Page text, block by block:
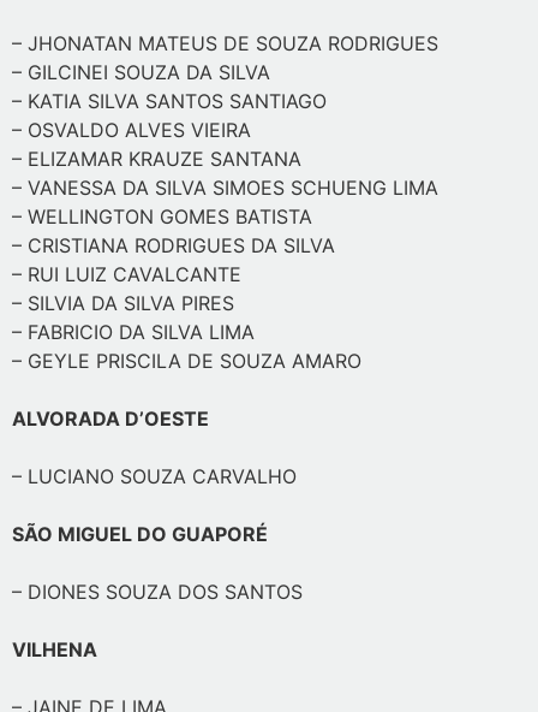
– JHONATAN MATEUS DE SOUZA RODRIGUES
– GILCINEI SOUZA DA SILVA
– KATIA SILVA SANTOS SANTIAGO
– OSVALDO ALVES VIEIRA
– ELIZAMAR KRAUZE SANTANA
– VANESSA DA SILVA SIMOES SCHUENG LIMA
– WELLINGTON GOMES BATISTA
– CRISTIANA RODRIGUES DA SILVA
– RUI LUIZ CAVALCANTE
– SILVIA DA SILVA PIRES
– FABRICIO DA SILVA LIMA
– GEYLE PRISCILA DE SOUZA AMARO
ALVORADA D’OESTE
– LUCIANO SOUZA CARVALHO
SÃO MIGUEL DO GUAPORÉ
– DIONES SOUZA DOS SANTOS
VILHENA